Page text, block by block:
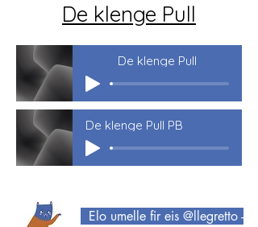
De klenge Pull
De klenge Pull
De klenge Pull PB
Elo umelle fir eis @llegretto -